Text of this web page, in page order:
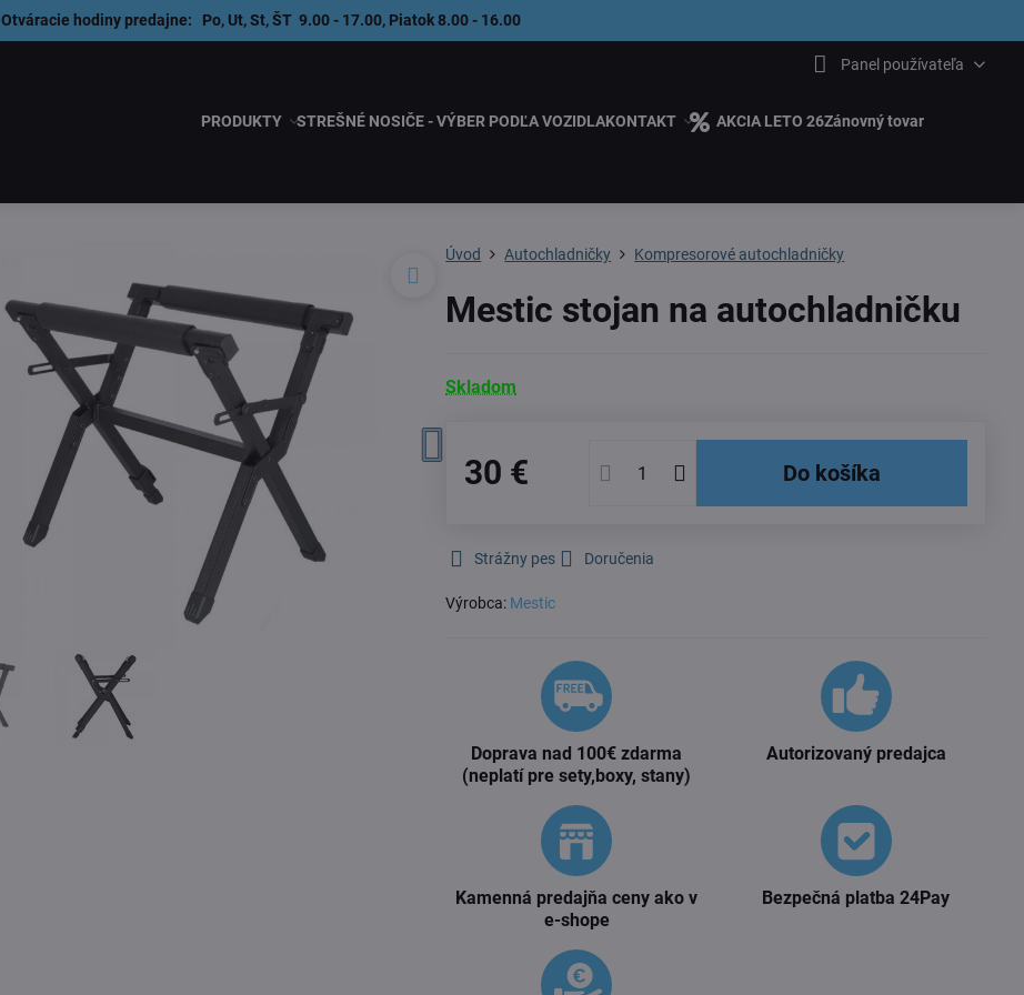
Otváracie hodiny predajne: Po, Ut, St, ŠT 9.00 - 17.00, Piatok 8.00 - 16.00
Panel používateľa
PRODUKTY STREŠNÉ NOSIČE - VÝBER PODĽA VOZIDLAKONTAKT AKCIA LETO 26Zánovný tovar
Úvod Autochladničky Kompresorové autochladničky
Mestic stojan na autochladničku
Skladom
30 € Do košíka
Strážny pes Doručenia
Výrobca: Mestic
Doprava nad 100€ zdarma
(neplatí pre sety,boxy, stany)
Autorizovaný predajca
Kamenná predajňa ceny ako v
e-shope
Bezpečná platba 24Pay